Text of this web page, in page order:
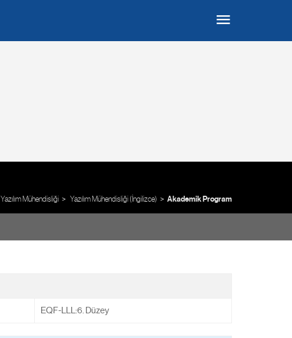
Yazılım Mühendisliği Yazılım Mühendisliği (İngilizce) Akademik Program
EQF-LLL:6. Düzey